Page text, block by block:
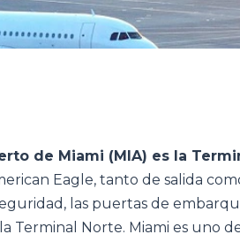
de Miami (MIA) es la
Eagle, tanto de salida
las puertas de
Terminal Norte. Miami es uno